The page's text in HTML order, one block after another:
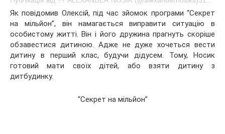
Як повідомив Олексій, під час зйомок програми “Секрет
на мільйон”, він намагається виправити ситуацію в
особистому житті. Він і його дружина прагнуть скоріше
обзавестися дитиною. Адже не дуже хочеться вести
дитину в перший клас, будучи дідусем. Тому, Носик
готовий мати своїх дітей, або взяти дитину з
дитбудинку.
“Секрет на мільйон”